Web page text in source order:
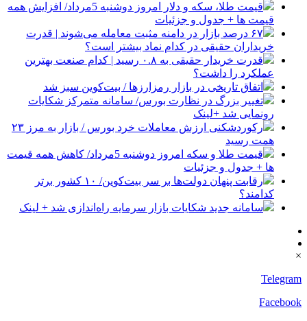
قیمت طلا، سکه و دلار امروز دوشنبه 5مرداد/ افزایش همه
قیمت ها + جدول و جزئیات
۶۷ درصد بازار در دامنه مثبت معامله می‌شوند | قدرت
خریداران حقیقی در کدام نماد بیشتر است؟
قدرت خریدار حقیقی به ۰.۸ رسید | کدام صنعت بهترین
عملکرد را داشت؟
اتفاق تاریخی در بازار رمزارزها / بیت‌کوین سبز شد
تغییر بزرگ در نظارت بورس/ سامانه متمرکز شکایات
رونمایی شد +لینک
رکوردشکنی ارزش معاملات خرد بورس / بازار به مرز ۲۳
همت رسید
قیمت طلا و سکه امروز دوشنبه 5مرداد/ کاهش همه قیمت
ها + جدول و جزئیات
رقابت پنهان دولت‌ها بر سر بیت‌کوین/ ۱۰ کشور برتر
کدامند؟
سامانه جدید شکایات بازار سرمایه راه‌اندازی شد + لینک
×
Telegram
Facebook